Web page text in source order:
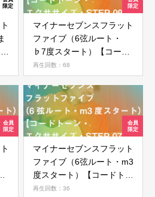
マイナーセブンスフラット
ファイブ（6弦ルート・
♭7度スタート）【コード
トーン・エクササイズ・
STEP 09】
再生回数：68
マイナーセブンスフラット
ファイブ（6弦ルート・m3
度スタート）【コードトー
ン・エクササイズ・STEP
再生回数：36